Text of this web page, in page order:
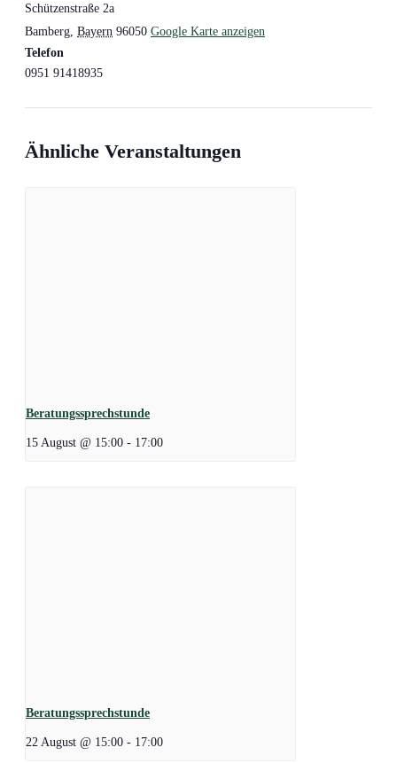
Schützenstraße 2a
Bamberg Bayern 96050 Google Karte anzeigen
Telefon
0951 91418935
Ähnliche Veranstaltungen
Beratungssprechstunde
15 August @ 15:00 - 17:00
Beratungssprechstunde
22 August @ 15:00 - 17:00